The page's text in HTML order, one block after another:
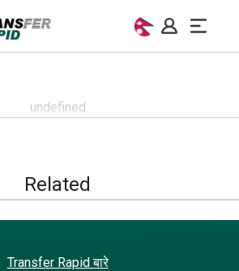
undefined
Related
Transfer Rapid बारे